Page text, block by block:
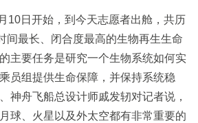
10日开始，到今天志愿者出舱，共历
间最长、闭合度最高的生物再生生命
主要任务是研究一个生物系统如何实
员组提供生命保障，并保持系统稳
神舟飞船总设计师戚发轫对记者说，
球、火星以及外太空都有非常重要的